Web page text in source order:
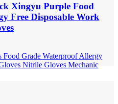
Xingyu Purple Food
Free Disposable Work